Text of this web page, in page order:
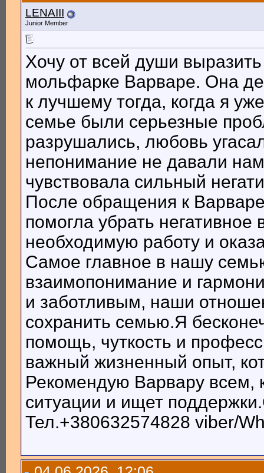
LENAIII
Junior Member
Хочу от всей души
мольфарке Варваре. Она
к лучшему тогда, когда я
семье были серьезные
разрушались, любовь
непонимание не давали
чувствовала сильный
После обращения к
помогла убрать негативное
необходимую работу и
Самое главное в нашу
взаимопонимание и
и заботливым, наши
сохранить семью.Я
помощь, чуткость и
важный жизненный опыт,
Рекомендую Варвару всем,
ситуации и ищет
Тел.+380632574828 viber/